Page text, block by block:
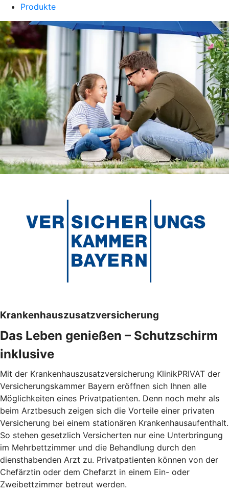
Produkte
Krankenhauszusatzversicherung
Das Leben genießen – Schutzschirm
inklusive
Mit der Krankenhauszusatzversicherung KlinikPRIVAT der
Versicherungskammer Bayern eröffnen sich Ihnen alle
Möglichkeiten eines Privatpatienten. Denn noch mehr als
beim Arztbesuch zeigen sich die Vorteile einer privaten
Versicherung bei einem stationären Krankenhausaufenthalt.
So stehen gesetzlich Versicherten nur eine Unterbringung
im Mehrbettzimmer und die Behandlung durch den
diensthabenden Arzt zu. Privatpatienten können von der
Chefärztin oder dem Chefarzt in einem Ein- oder
Zweibettzimmer betreut werden.